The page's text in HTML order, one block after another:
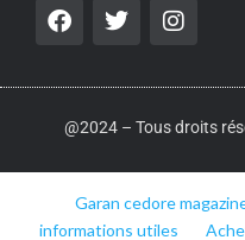
@2024 – Tous droits
Garan cedore
informations utiles